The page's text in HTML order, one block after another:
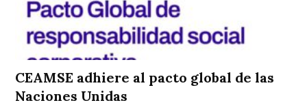
CEAMSE adhiere al pacto global de las
Naciones Unidas